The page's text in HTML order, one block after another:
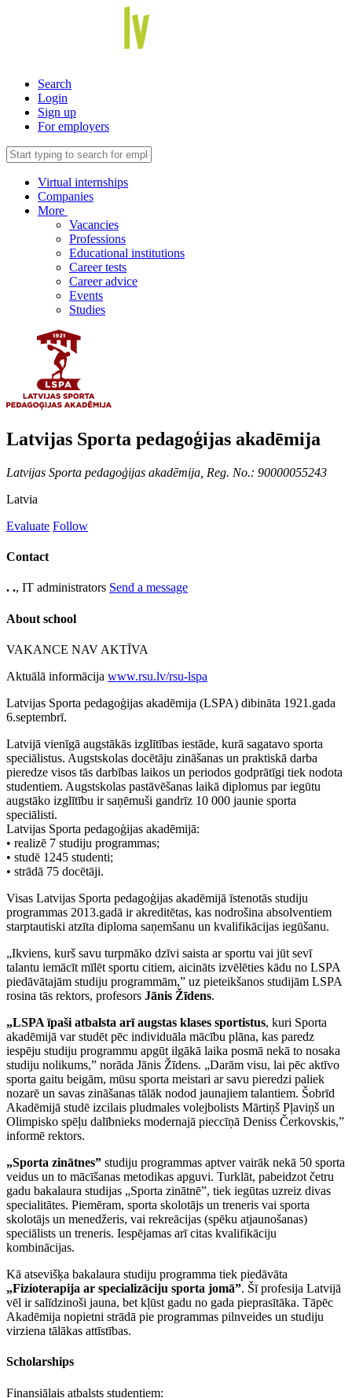
Search
Login
Sign up
For employers
Virtual internships
Companies
More
Vacancies
Professions
Educational institutions
Career tests
Career advice
Events
Studies
Latvijas Sporta pedagoģijas akadēmija
Latvijas Sporta pedagoģijas akadēmija, Reg. No.: 90000055243
Latvia
Evaluate Follow
Contact
. ., IT administrators Send a message
About school
VAKANCE NAV AKTĪVA
Aktuālā informācija www.rsu.lv/rsu-lspa
Latvijas Sporta pedagoģijas akadēmija (LSPA) dibināta 1921.gada
6.septembrī.
Latvijā vienīgā augstākās izglītības iestāde, kurā sagatavo sporta
speciālistus. Augstskolas docētāju zināšanas un praktiskā darba
pieredze visos tās darbības laikos un periodos godprātīgi tiek nodota
studentiem. Augstskolas pastāvēšanas laikā diplomus par iegūtu
augstāko izglītību ir saņēmuši gandrīz 10 000 jaunie sporta
speciālisti.
Latvijas Sporta pedagoģijas akadēmijā:
• realizē 7 studiju programmas;
• studē 1245 studenti;
• strādā 75 docētāji.
Visas Latvijas Sporta pedagoģijas akadēmijā īstenotās studiju
programmas 2013.gadā ir akreditētas, kas nodrošina absolventiem
starptautiski atzīta diploma saņemšanu un kvalifikācijas iegūšanu.
„Ikviens, kurš savu turpmāko dzīvi saista ar sportu vai jūt sevī
talantu iemācīt mīlēt sportu citiem, aicināts izvēlēties kādu no LSPA
piedāvātajām studiju programmām,” uz pieteikšanos studijām LSPA
rosina tās rektors, profesors Jānis Žīdens.
„LSPA īpaši atbalsta arī augstas klases sportistus, kuri Sporta
akadēmijā var studēt pēc individuāla mācību plāna, kas paredz
iespēju studiju programmu apgūt ilgākā laika posmā nekā to nosaka
studiju nolikums,” norāda Jānis Žīdens. „Darām visu, lai pēc aktīvo
sporta gaitu beigām, mūsu sporta meistari ar savu pieredzi paliek
nozarē un savas zināšanas tālāk nodod jaunajiem talantiem. Šobrīd
Akadēmijā studē izcilais pludmales volejbolists Mārtiņš Pļaviņš un
Olimpisko spēļu dalībnieks modernajā pieccīņā Deniss Čerkovskis,”
informē rektors.
„Sporta zinātnes” studiju programmas aptver vairāk nekā 50 sporta
veidus un to mācīšanas metodikas apguvi. Turklāt, pabeidzot četru
gadu bakalaura studijas „Sporta zinātnē”, tiek iegūtas uzreiz divas
specialitātes. Piemēram, sporta skolotājs un treneris vai sporta
skolotājs un menedžeris, vai rekreācijas (spēku atjaunošanas)
speciālists un treneris. Iespējamas arī citas kvalifikāciju
kombinācijas.
Kā atsevišķa bakalaura studiju programma tiek piedāvāta
„Fizioterapija ar specializāciju sporta jomā”. Šī profesija Latvijā
vēl ir salīdzinoši jauna, bet kļūst gadu no gada pieprasītāka. Tāpēc
Akadēmija nopietni strādā pie programmas pilnveides un studiju
virziena tālākas attīstības.
Scholarships
Finansiālais atbalsts studentiem: